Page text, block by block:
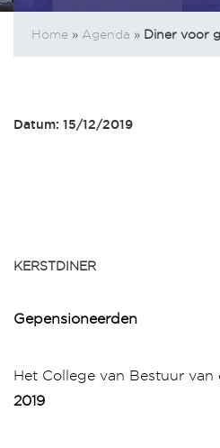
Home » Agenda » Diner voor
Datum: 15/12/2019
KERSTDINER
Gepensioneerden
Het College van Bestuur
2019